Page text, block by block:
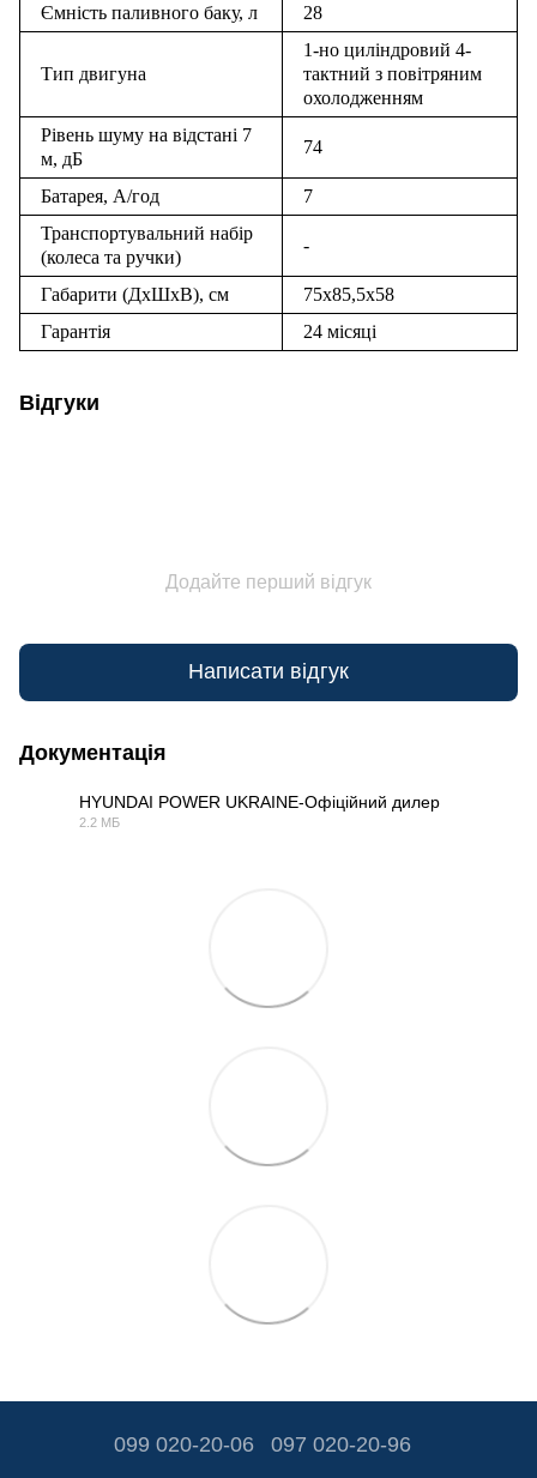
Ємність паливного баку, л
28
Тип двигуна
1-но циліндровий 4-
тактний з повітряним
охолодженням
Рівень шуму на відстані 7
м, дБ
74
Батарея, А/год
7
Транспортувальний набір
(колеса та ручки)
-
Габарити (ДхШхВ), см
75x85,5x58
Гарантія
24 місяці
Відгуки
Додайте перший відгук
Написати відгук
Документація
HYUNDAI POWER UKRAINE-Офіційний дилер
2.2 МБ
099 020-20-06 097 020-20-96